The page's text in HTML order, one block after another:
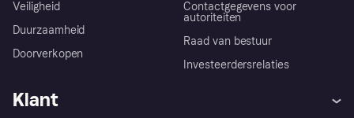
Veiligheid
Duurzaamheid
Doorverkopen
Contactgegevens voor
autoriteiten
Raad van bestuur
Investeerdersrelaties
Klant